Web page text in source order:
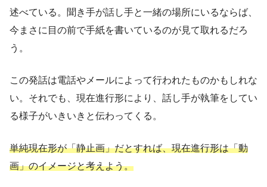
述べている。聞き手が話し手と一緒の場所にいるならば、
今まさに目の前で手紙を書いているのが見て取れるだろ
う。
この発話は電話やメールによって行われたものかもしれな
い。それでも、現在進行形により、話し手が執筆をしてい
る様子がいきいきと伝わってくる。
単純現在形が「静止画」だとすれば、現在進行形は「動
画」のイメージと考えよう。